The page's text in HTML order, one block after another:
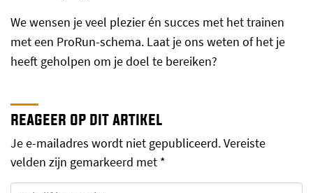
We wensen je veel plezier én succes met het trainen
met een ProRun-schema. Laat je ons weten of het je
heeft geholpen om je doel te bereiken?
reageer op dit artikel
Je e-mailadres wordt niet gepubliceerd.Vereiste
velden zijn gemarkeerd met *